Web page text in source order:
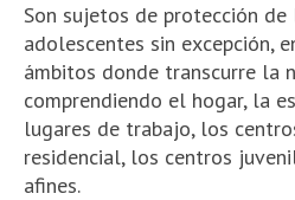
Son sujetos de protección de
adolescentes sin excepción,
ámbitos donde transcurre la
comprendiendo el hogar, la
lugares de trabajo, los
residencial, los centros
afines.